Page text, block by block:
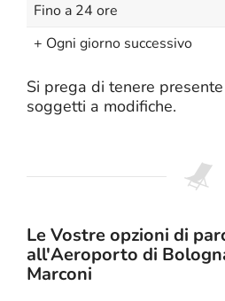
Fino a 24 ore
+ Ogni giorno successivo
Si prega di tenere
soggetti a modifiche.
Le Vostre opzioni di
all'Aeroporto di
Marconi